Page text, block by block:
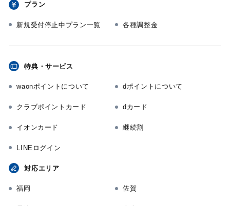
プラン
新規受付停止中プラン一覧 各種調整金
特典・サービス
waonポイントについて dポイントについて
クラブポイントカード dカード
イオンカード 継続割
LINEログイン
対応エリア
福岡 佐賀